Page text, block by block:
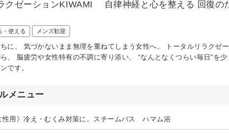
クゼーションKIWAMI 自律神経と心を整える 回復の
・使える メンズ歓迎
に、 気づかないまま無理を重ねてしまう女性へ。 トータルリラクゼ
、 脳疲労や女性特有の不調に寄り添い、 “なんとなくつらい毎日”を
です。
メニュー
性用》冷え・むくみ対策に。スチームバス ハマム浴